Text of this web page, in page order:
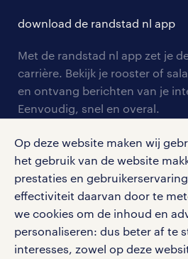
Op deze website maken wij
het gebruik van de website
prestaties en
effectiviteit daarvan door te
we cookies om de inhoud en
personaliseren: dus beter af te
interesses, zowel op deze
tarieven
personeel gezocht
aanmelden nieuwsbrief
solliciteren
blogs en artikelen
salarischecker
onze vestigingen
pers
klachten en misstanden
download de randstad nl app
Met de randstad nl app zet je
carrière. Bekijk je rooster of
en ontvang berichten van je
Eenvoudig, snel en overal.
google play store
social media